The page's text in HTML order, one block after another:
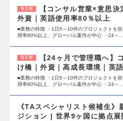
NEW
【コンサル営業×意思決
外資｜英語使用率80％以上
■業務の特徴 ・1日5～10件のプロジェクトを
用率80%以上、グローバル案件が中心 ・24～…
NEW
【24ヶ月で管理職へ】
け橋｜外資｜高成長環境｜英
■業務の特徴 ・1日5～10件のプロジェクトを
用率80%以上、グローバル案件が中心 ・24～…
《TAスペシャリスト候補生》
ジション | 世界9ヶ国に拠点展